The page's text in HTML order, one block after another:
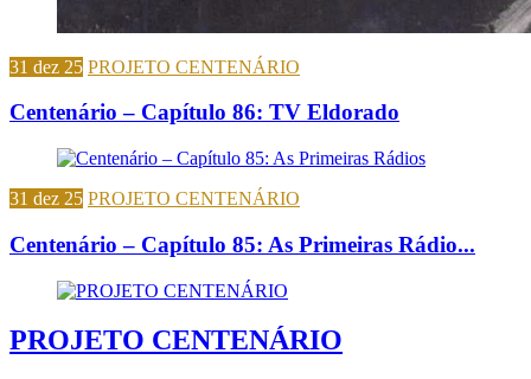
31 dez 25 PROJETO CENTENÁRIO
Centenário – Capítulo 86: TV Eldorado
31 dez 25 PROJETO CENTENÁRIO
Centenário – Capítulo 85: As Primeiras Rádio...
PROJETO CENTENÁRIO